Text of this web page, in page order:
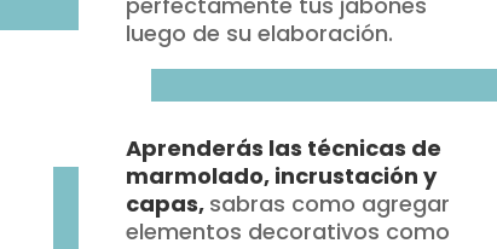
luego de su elaboración.
Aprenderás las técnicas de
marmolado, incrustación y
capas, sabras como agregar
elementos decorativos como